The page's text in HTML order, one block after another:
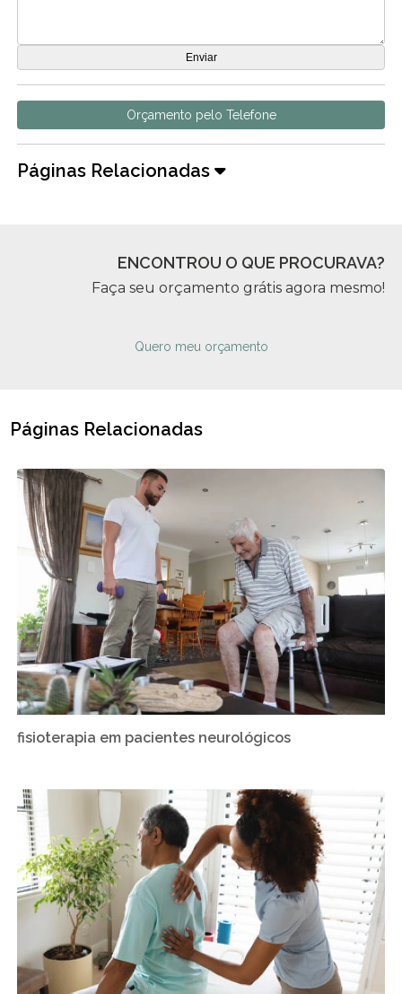
Orçamento pelo Telefone
Páginas Relacionadas
ENCONTROU O QUE PROCURAVA?
Faça seu orçamento grátis agora mesmo!
Quero meu orçamento
Páginas Relacionadas
fisioterapia em pacientes neurológicos